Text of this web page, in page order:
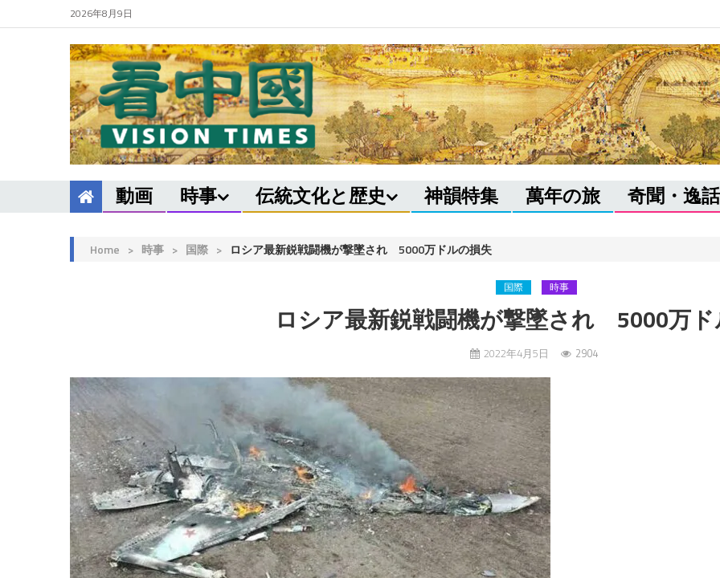
2026年8月9日
動画 時事 伝統文化と歴史 神韻特集 萬年の旅 奇聞・逸話
Home > 時事 > 国際 > ロシア最新鋭戦闘機が撃墜され 5000万ドルの損失
国際 時事
ロシア最新鋭戦闘機が撃墜され 5000万
2022年4月5日 2904